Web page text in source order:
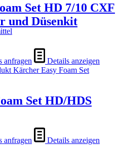
Set HD 7/10 CXF
und Düsenkit
anfragen Details anzeigen
Set HD/HDS
anfragen Details anzeigen